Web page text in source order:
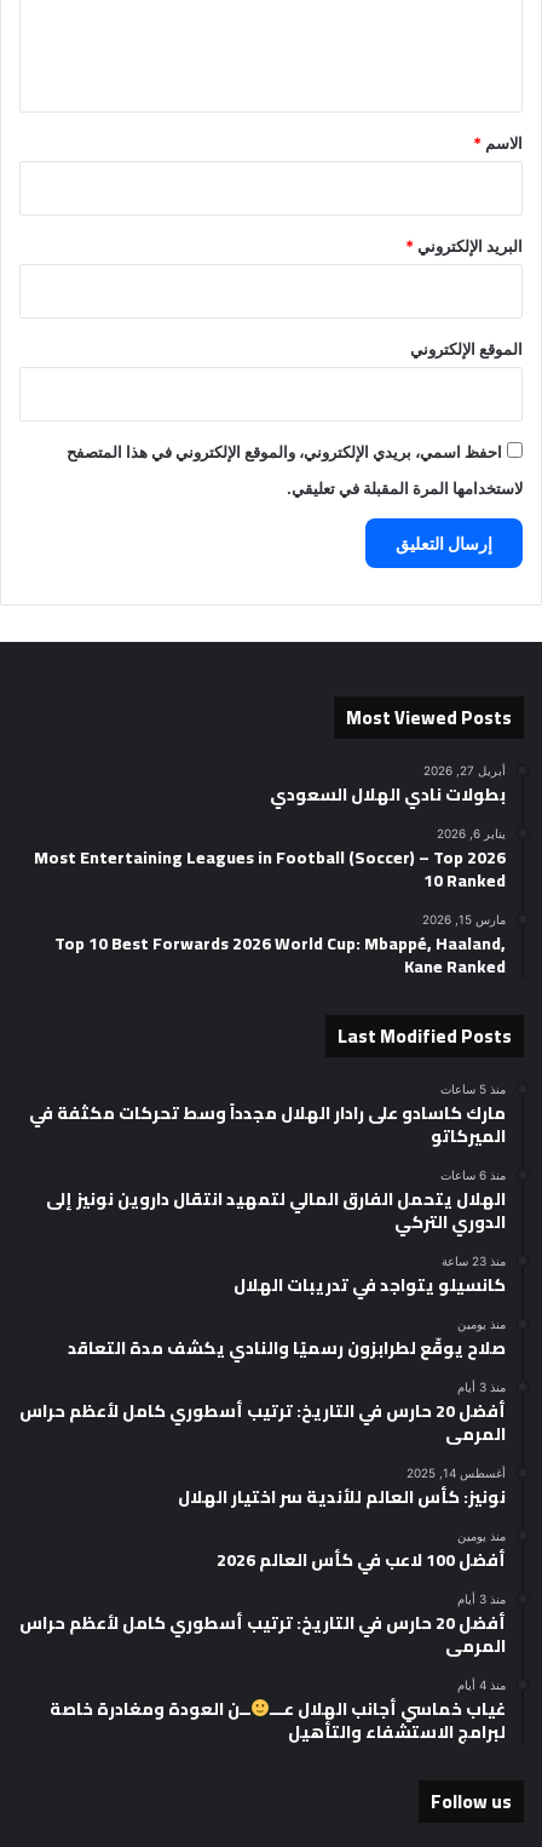
*
الاسم *
البريد الإلكتروني*
الموقع الإلكتروني
احفظ اسمي، بريدي الإلكتروني، والموقع الإلكتروني في هذا المتصفح
لاستخدامها المرة المقبلة في تعليقي.
Most Viewed Posts
أبريل 27, 2026
بطولات نادي الهلال السعودي
يناير 6, 2026
2026 Most Entertaining Leagues in Football (Soccer) – Top
10 Ranked
مارس 15, 2026
Top 10 Best Forwards 2026 World Cup: Mbappé, Haaland,
Kane Ranked
Last Modified Posts
منذ 5 ساعات
مارك كاسادو على رادار الهلال مجدداً وسط تحركات مكثفة في
الميركاتو
منذ 6 ساعات
الهلال يتحمل الفارق المالي لتمهيد انتقال داروين نونيز إلى
الدوري التركي
منذ 23 ساعة
كانسيلو يتواجد في تدريبات الهلال
منذ يومين
صلاح يوقّع لطرابزون رسميًا والنادي يكشف مدة التعاقد
منذ 3 أيام
أفضل 20 حارس في التاريخ: ترتيب أسطوري كامل لأعظم حراس
المرمى
أغسطس 14, 2025
نونيز: كأس العالم للأندية سر اختيار الهلال
منذ يومين
أفضل 100 لاعب في كأس العالم 2026
منذ 3 أيام
أفضل 20 حارس في التاريخ: ترتيب أسطوري كامل لأعظم حراس
المرمى
منذ 4 أيام
غياب خماسي أجانب الهلال عـــ ــن العودة ومغادرة خاصة
لبرامج الاستشفاء والتأهيل
Follow us